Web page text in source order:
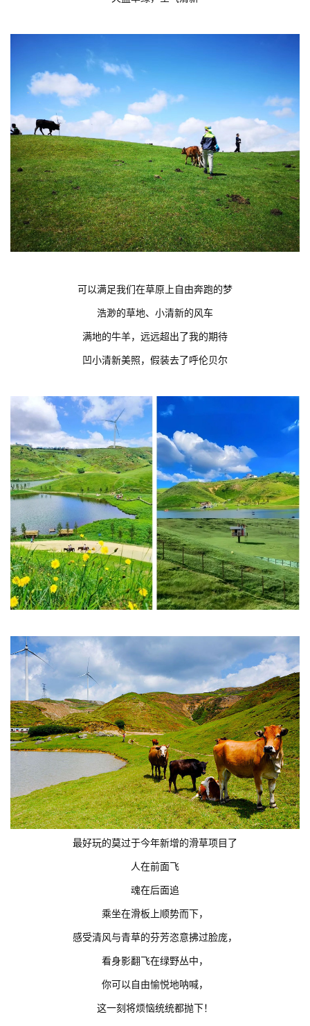
可以满足我们在草原上自由奔跑的梦
浩渺的草地、小清新的风车
满地的牛羊，远远超出了我的期待
凹小清新美照，假装去了呼伦贝尔
最好玩的莫过于今年新增的滑草项目了
人在前面飞
魂在后面追
乘坐在滑板上顺势而下，
感受清风与青草的芬芳恣意拂过脸庞，
看身影翻飞在绿野丛中，
你可以自由愉悦地呐喊，
这一刻将烦恼统统都抛下！